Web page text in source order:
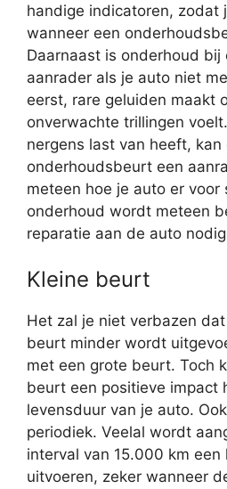
handige indicatoren, zodat
wanneer een
Daarnaast is onderhoud bij
aanrader als je auto niet
eerst, rare geluiden maakt
onverwachte trillingen
nergens last van heeft, kan
onderhoudsbeurt een
meteen hoe je auto er
onderhoud wordt meteen
reparatie aan de auto
Kleine beurt
Het zal je niet verbazen
beurt minder wordt
met een grote beurt. Toch
beurt een positieve impact
levensduur van je auto.
periodiek. Veelal wordt
interval van 15.000 km
uitvoeren, zeker wanneer